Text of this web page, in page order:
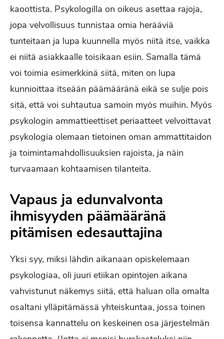
kaoottista. Psykologilla on oikeus asettaa rajoja,
jopa velvollisuus tunnistaa omia herääviä
tunteitaan ja lupa kuunnella myös niitä itse, vaikka
ei niitä asiakkaalle toisikaan esiin. Samalla tämä
voi toimia esimerkkinä siitä, miten on lupa
kunnioittaa itseään päämääränä eikä se sulje pois
sitä, että voi suhtautua samoin myös muihin. Myös
psykologin ammattieettiset periaatteet velvoittavat
psykologia olemaan tietoinen oman ammattitaidon
ja toimintamahdollisuuksien rajoista, ja näin
turvaamaan kohtaamisen tilanteita.
Vapaus ja edunvalvonta
ihmisyyden päämääränä
pitämisen edesauttajina
Yksi syy, miksi lähdin aikanaan opiskelemaan
psykologiaa, oli juuri etiikan opintojen aikana
vahvistunut näkemys siitä, että haluan olla omalta
osaltani ylläpitämässä yhteiskuntaa, jossa toinen
toisensa kannattelu on keskeinen osa järjestelmän